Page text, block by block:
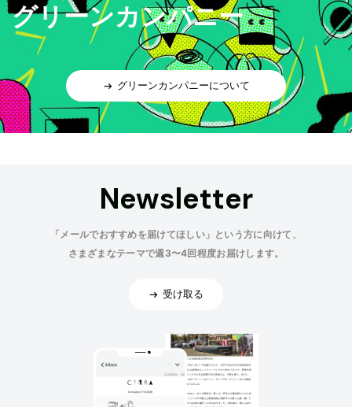
グリーンカンパニー
グリーンカンパニーについて
Newsletter
「メールでおすすめを届けてほしい」という方に向けて、
さまざまなテーマで週3〜4回程度お届けします。
受け取る